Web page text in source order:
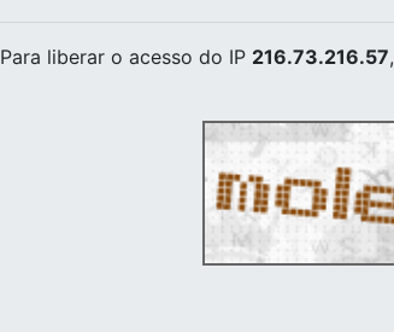
Para liberar o acesso do IP 216.73.216.57